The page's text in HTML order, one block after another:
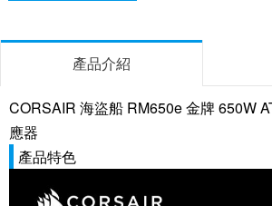
產品介紹
CORSAIR 海盜船 RM650e 金牌 650W
應器
產品特色